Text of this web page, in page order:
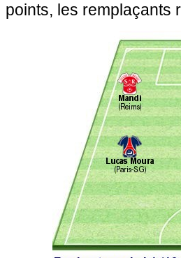
points, les remplaçants